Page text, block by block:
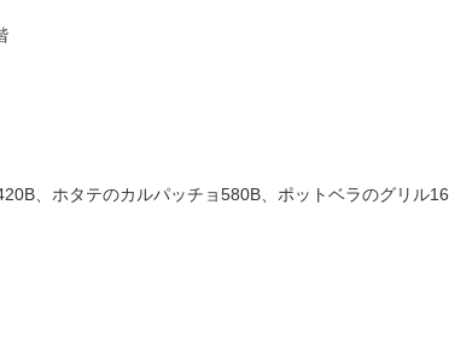
、ホタテのカルパッチョ580B、ポットベラのグリル